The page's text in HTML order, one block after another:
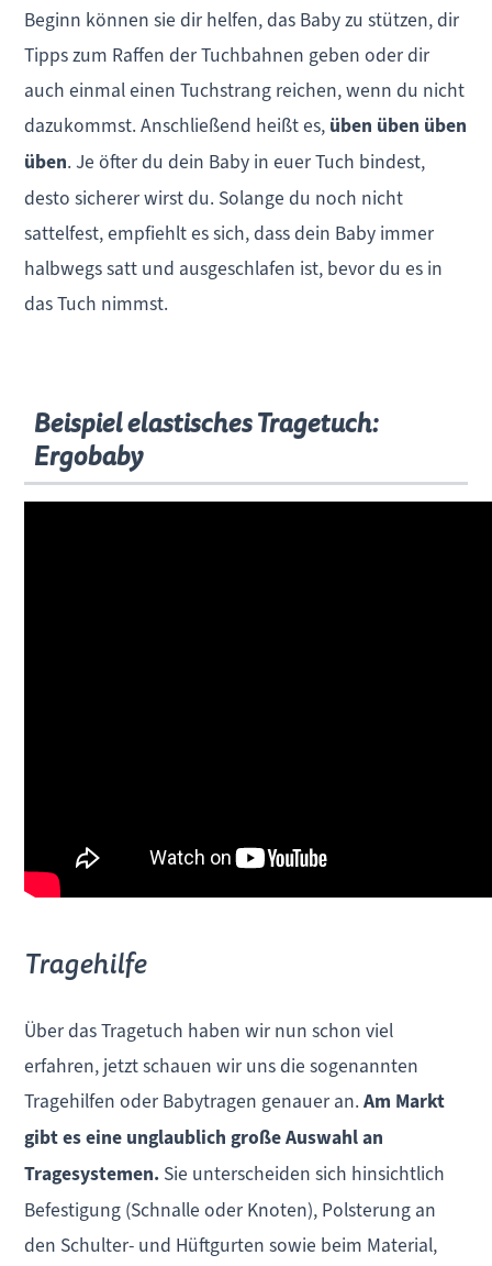
Beginn können sie dir helfen, das Baby zu stützen, dir
Tipps zum Raffen der Tuchbahnen geben oder dir
auch einmal einen Tuchstrang reichen, wenn du nicht
dazukommst. Anschließend heißt es, üben üben üben
üben. Je öfter du dein Baby in euer Tuch bindest,
desto sicherer wirst du. Solange du noch nicht
sattelfest, empfiehlt es sich, dass dein Baby immer
halbwegs satt und ausgeschlafen ist, bevor du es in
das Tuch nimmst.
Beispiel elastisches Tragetuch:
Ergobaby
Tragehilfe
Über das Tragetuch haben wir nun schon viel
erfahren, jetzt schauen wir uns die sogenannten
Tragehilfen oder Babytragen genauer an.Am Markt
gibt es eine unglaublich große Auswahl an
Tragesystemen. Sie unterscheiden sich hinsichtlich
Befestigung (Schnalle oder Knoten), Polsterung an
den Schulter- und Hüftgurten sowie beim Material,